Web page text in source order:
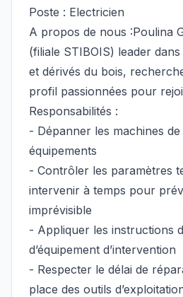
Poste : Electricien
A propos de nous :Poulina
(filiale STIBOIS) leader
et dérivés du bois,
profil passionnées pour
Responsabilités :
- Dépanner les machines
équipements
- Contrôler les paramètres
intervenir à temps pour
imprévisible
- Appliquer les instructions
d’équipement d’intervention
- Respecter le délai de
place des outils